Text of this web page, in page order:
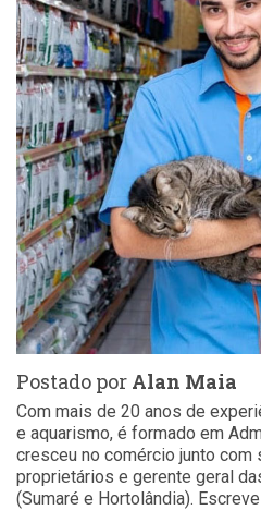
Postado por Alan Maia
Com mais de 20 anos de
e aquarismo, é formado em
cresceu no comércio junto com
proprietários e gerente geral
(Sumaré e Hortolândia).